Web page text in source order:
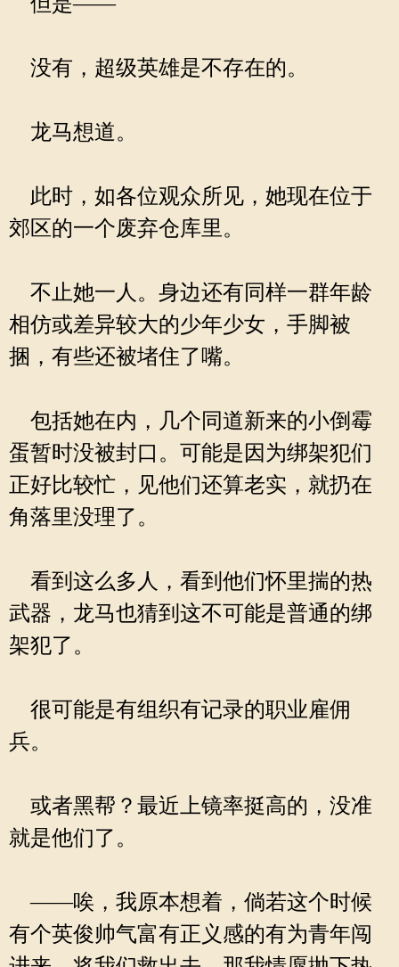
没有，超级英雄是不存在的。
龙马想道。
此时，如各位观众所见，她现在位于
郊区的一个废弃仓库里。
不止她一人。身边还有同样一群年龄
相仿或差异较大的少年少女，手脚被
捆，有些还被堵住了嘴。
包括她在内，几个同道新来的小倒霉
蛋暂时没被封口。可能是因为绑架犯们
正好比较忙，见他们还算老实，就扔在
角落里没理了。
看到这么多人，看到他们怀里揣的热
武器，龙马也猜到这不可能是普通的绑
架犯了。
很可能是有组织有记录的职业雇佣
兵。
或者黑帮？最近上镜率挺高的，没准
就是他们了。
——唉，我原本想着，倘若这个时候
有个英俊帅气富有正义感的有为青年闯